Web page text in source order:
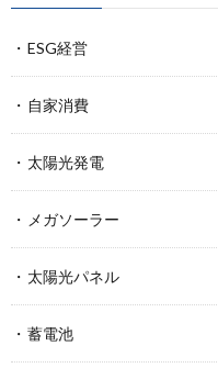
ESG経営
自家消費
太陽光発電
メガソーラー
太陽光パネル
蓄電池